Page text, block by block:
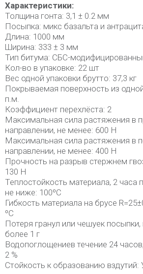
Характеристики:
Толщина гонта: 3,1 ± 0.2 мм
Посыпка: микс базальта и
Длина: 1000 мм
Ширина: 333 ± 3 мм
Тип битума: СБС-
Кол-во в упаковке: 22 шт
Вес одной упаковки брутто: 37,3 кг
Покрываемая поверхность из
п.м.
Коэффициент перехлёста: 2
Максимальная сила растяжения в
направлении, не менее: 600 Н
Максимальная сила растяжения в
направлении, не менее: 400 Н
Прочность на разрыв стержнем
130 Н
Теплостойкость материала, 2 часа
не ниже: 100ºС
Гибкость материала на брусе
ºС
Потеря гранул или чешуек посыпки,
более 1 г
Водопоглощениев течение 24
2 %
Стойкость к образованию вздутий: